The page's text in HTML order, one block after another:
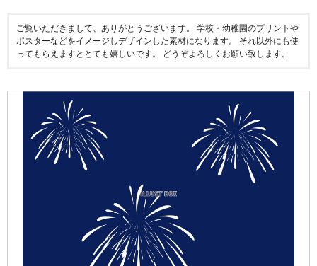
ご覧いただきまして、ありがとうございます。 学校・幼稚園のプリントや
ポスターなどをイメージしデザインした素材になります。 それ以外にも使
ってもらえますととても嬉しいです。 どうぞよろしくお願い致します。